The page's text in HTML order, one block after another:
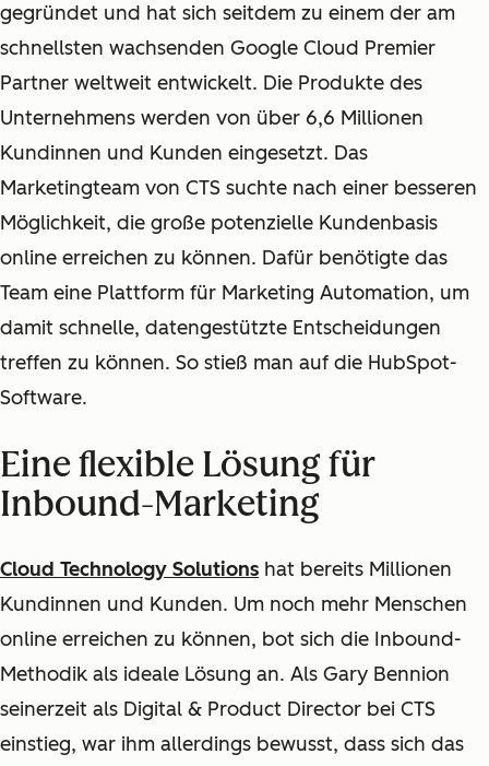
gegründet und hat sich seitdem zu einem der am
schnellsten wachsenden Google Cloud Premier
Partner weltweit entwickelt. Die Produkte des
Unternehmens werden von über 6,6 Millionen
Kundinnen und Kunden eingesetzt. Das
Marketingteam von CTS suchte nach einer besseren
Möglichkeit, die große potenzielle Kundenbasis
online erreichen zu können. Dafür benötigte das
Team eine Plattform für Marketing Automation, um
damit schnelle, datengestützte Entscheidungen
treffen zu können. So stieß man auf die HubSpot-
Software.
Eine flexible Lösung für
Inbound-Marketing
Cloud Technology Solutions hat bereits Millionen
Kundinnen und Kunden. Um noch mehr Menschen
online erreichen zu können, bot sich die Inbound-
Methodik als ideale Lösung an. Als Gary Bennion
seinerzeit als Digital & Product Director bei CTS
einstieg, war ihm allerdings bewusst, dass sich das